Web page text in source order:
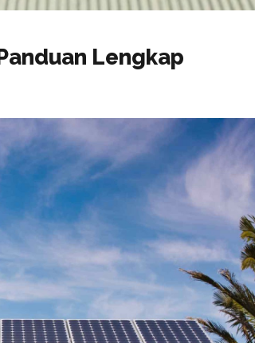
Lengkap